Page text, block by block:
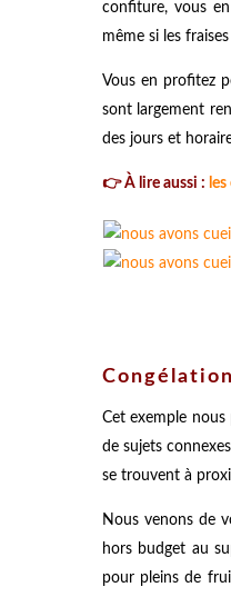
confiture, vous
même si les
Vous en profitez
sont largement
des jours et
👉 À lire aussi :
Cet exemple
de sujets
se trouvent à
Nous venons de
hors budget au
pour pleins de